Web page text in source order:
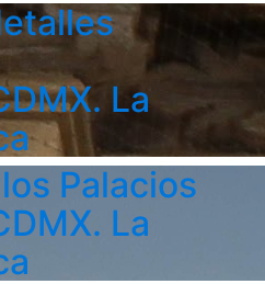
La
Palacios
La